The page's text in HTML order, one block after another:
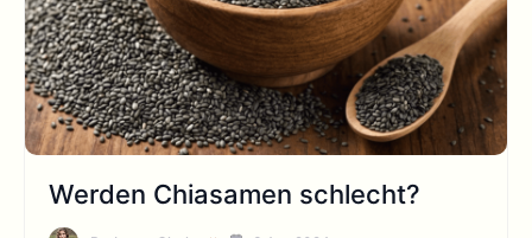
Werden Chiasamen schlecht?